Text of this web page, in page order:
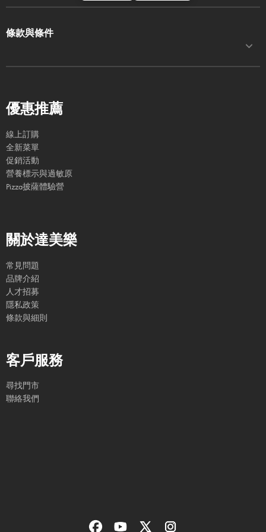
條款與條件
優惠推薦
線上訂購
全新菜單
促銷活動
營養標示與過敏原
Pizza披薩體驗營
關於達美樂
常見問題
品牌介紹
人才招募
隱私政策
條款與細則
客戶服務
尋找門市
聯絡我們